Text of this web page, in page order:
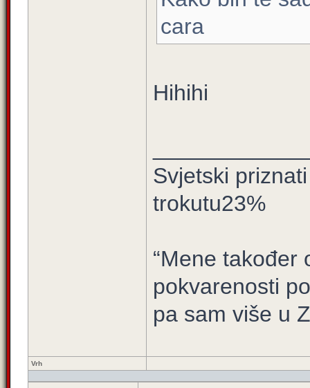
cara
Hihihi
Svjetski
trokutu23%
“Mene također
pokvarenosti
pa sam više u
Vrh